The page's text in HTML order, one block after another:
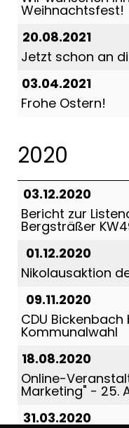
Weihnachtsfest!
20.08.2021
Jetzt schon an
03.04.2021
Frohe Ostern!
2020
03.12.2020
Bericht zur
Bergsträßer
01.12.2020
Nikolausaktion
09.11.2020
CDU
Kommunalwahl
18.08.2020
Online-
Marketing" - 25.
31.03.2020